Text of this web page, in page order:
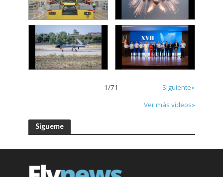
1/71
Siguiente»
Ver más vídeos»
Sígueme